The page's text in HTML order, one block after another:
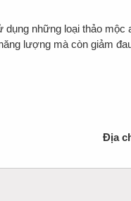
dụng những loại thảo
lượng mà còn giảm
Địa